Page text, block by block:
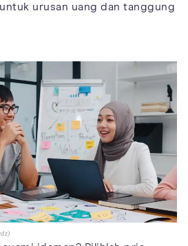
urusan uang dan tanggung